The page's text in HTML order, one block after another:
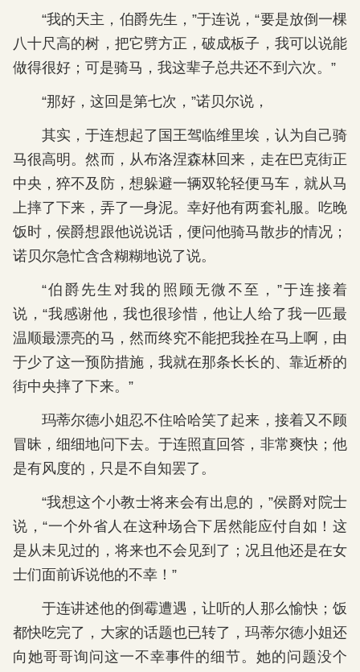
“我的天主，伯爵先生，”于连说，“要是放倒一棵
八十尺高的树，把它劈方正，破成板子，我可以说能
做得很好；可是骑马，我这辈子总共还不到六次。”
“那好，这回是第七次，”诺贝尔说，
其实，于连想起了国王驾临维里埃，认为自己骑
马很高明。然而，从布洛涅森林回来，走在巴克街正
中央，猝不及防，想躲避一辆双轮轻便马车，就从马
上摔了下来，弄了一身泥。幸好他有两套礼服。吃晚
饭时，侯爵想跟他说说话，便问他骑马散步的情况；
诺贝尔急忙含含糊糊地说了说。
“伯爵先生对我的照顾无微不至，”于连接着
说，“我感谢他，我也很珍惜，他让人给了我一匹最
温顺最漂亮的马，然而终究不能把我拴在马上啊，由
于少了这一预防措施，我就在那条长长的、靠近桥的
街中央摔了下来。”
玛蒂尔德小姐忍不住哈哈笑了起来，接着又不顾
冒昧，细细地问下去。于连照直回答，非常爽快；他
是有风度的，只是不自知罢了。
“我想这个小教士将来会有出息的，”侯爵对院士
说，“一个外省人在这种场合下居然能应付自如！这
是从未见过的，将来也不会见到了；况且他还是在女
士们面前诉说他的不幸！”
于连讲述他的倒霉遭遇，让听的人那么愉快；饭
都快吃完了，大家的话题也已转了，玛蒂尔德小姐还
向她哥哥询问这一不幸事件的细节。她的问题没个